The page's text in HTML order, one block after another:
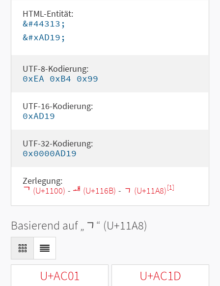
HTML-Entität:
&#44313;
&#xAD19;
UTF-8-Kodierung:
0xEA 0xB4 0x99
UTF-16-Kodierung:
0xAD19
UTF-32-Kodierung:
0x0000AD19
Zerlegung:
ᄀ (U+1100) - ᅫ (U+116B) - ᆨ (U+11A8)[1]
Basierend auf „ ᆨ “ (U+11A8)
U+AC01 U+AC1D